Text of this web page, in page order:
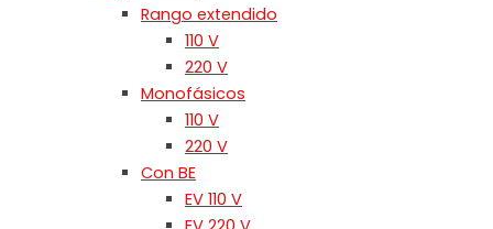
Rango extendido
110 V
220 V
Monofásicos
110 V
220 V
Con BE
EV 110 V